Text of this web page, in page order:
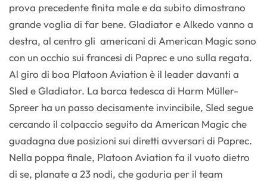
prova precedente finita male e da subito dimostrano
grande voglia di far bene. Gladiator e Alkedo vanno a
destra, al centro gli americani di American Magic sono
con un occhio sui francesi di Paprec e uno sulla regata.
Al giro di boa Platoon Aviation è il leader davanti a
Sled e Gladiator. La barca tedesca di Harm Müller-
Spreer ha un passo decisamente invincibile, Sled segue
cercando il colpaccio seguito da American Magic che
guadagna due posizioni sui diretti avversari di Paprec.
Nella poppa finale, Platoon Aviation fa il vuoto dietro
di se, planate a 23 nodi, che goduria per il team